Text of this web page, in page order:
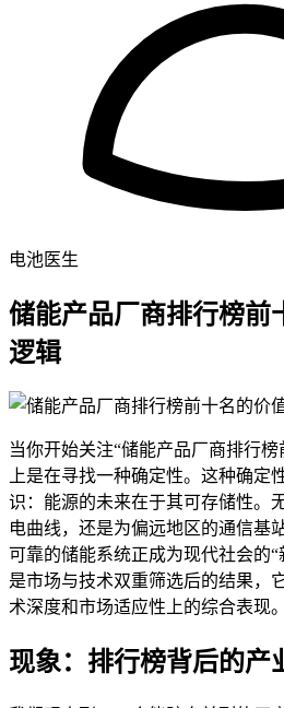
电池医生
储能产品厂商排行榜前
逻辑
当你开始关注“储能产品厂商排行
上是在寻找一种确定性。这种确定
识：能源的未来在于其可存储性。
电曲线，还是为偏远地区的通信基
可靠的储能系统正成为现代社会的
是市场与技术双重筛选后的结果，
术深度和市场适应性上的综合表现。
现象：排行榜背后的产